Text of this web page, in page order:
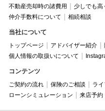
不動産売却時の諸費用
少しでも高
仲介手数料について
相続相談
当社について
トップページ アドバイザー紹介
個人情報の取扱いについて
コンテンツ
ご契約の流れ 保険のご相談 ラ
ローンシミュレーション
来店予約